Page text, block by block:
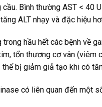
cầu. Bình thường AST < 40
ALT nhạy và đặc hiệu
hầu hết các bệnh về
tổn thương cơ vân
thể bị giảm giả tạo khi có
có liên quan đến một